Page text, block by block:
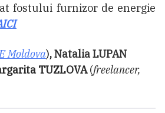
fostului furnizor de energie
Moldova),Natalia LUPAN
TUZLOVA(freelancer,